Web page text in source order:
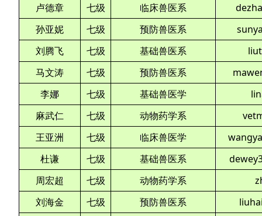
卢德章
七级 临床兽医系
孙亚妮
七级 预防兽医系
刘腾飞
七级 基础兽医系
马文涛
七级 预防兽医系
李娜
七级 基础兽医学
麻武仁
七级 动物药学系
王亚洲
七级 临床兽医学
杜谦
七级 基础兽医系
周宏超
七级 动物药学系
刘海金
七级 预防兽医系